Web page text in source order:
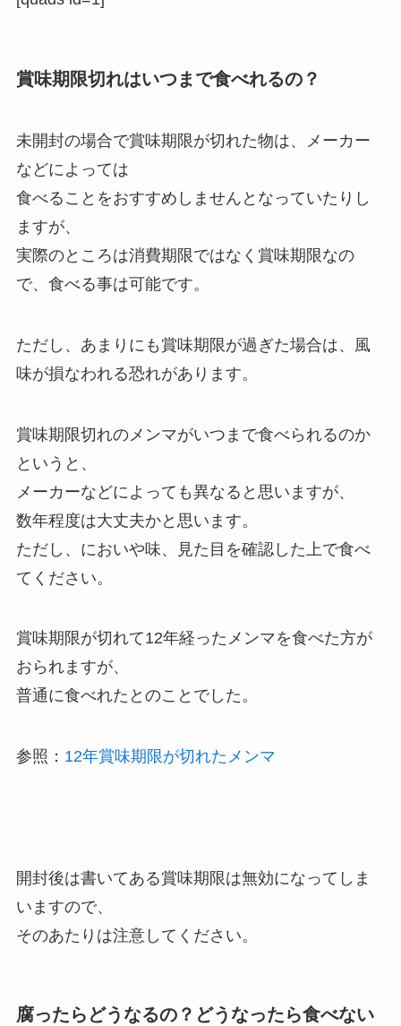
賞味期限切れはいつまで食べれるの？
未開封の場合で賞味期限が切れた物は、メーカー
などによっては
食べることをおすすめしませんとなっていたりし
ますが、
実際のところは消費期限ではなく賞味期限なの
で、食べる事は可能です。
ただし、あまりにも賞味期限が過ぎた場合は、風
味が損なわれる恐れがあります。
賞味期限切れのメンマがいつまで食べられるのか
というと、
メーカーなどによっても異なると思いますが、
数年程度は大丈夫かと思います。
ただし、においや味、見た目を確認した上で食べ
てください。
賞味期限が切れて12年経ったメンマを食べた方が
おられますが、
普通に食べれたとのことでした。
参照： 12年賞味期限が切れたメンマ
開封後は書いてある賞味期限は無効になってしま
いますので、
そのあたりは注意してください。
腐ったらどうなるの？どうなったら食べない